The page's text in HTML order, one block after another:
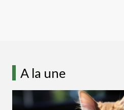
A la une